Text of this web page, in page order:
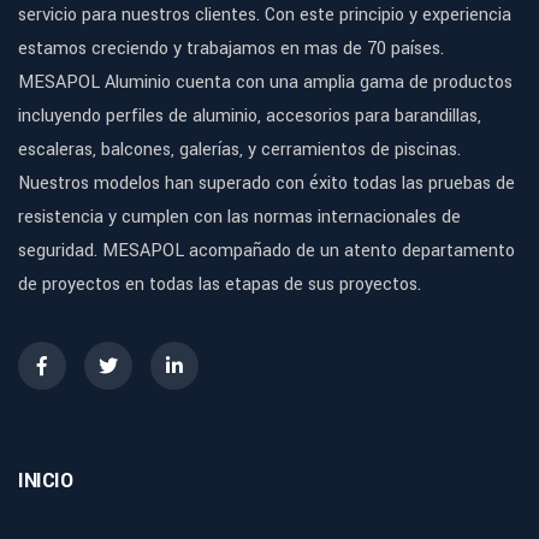
servicio para nuestros clientes. Con este principio y experiencia
estamos creciendo y trabajamos en mas de 70 países.
MESAPOL Aluminio cuenta con una amplia gama de productos
incluyendo perfiles de aluminio, accesorios para barandillas,
escaleras, balcones, galerías, y cerramientos de piscinas.
Nuestros modelos han superado con éxito todas las pruebas de
resistencia y cumplen con las normas internacionales de
seguridad. MESAPOL acompañado de un atento departamento
de proyectos en todas las etapas de sus proyectos.
INICIO